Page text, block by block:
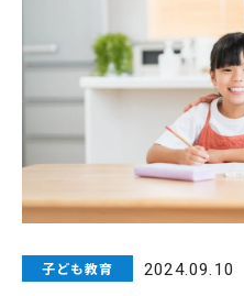
子ども教育 2024.09.10